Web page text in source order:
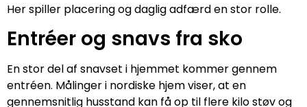
Her spiller placering og daglig adfærd en stor rolle.
Entréer og snavs fra sko
En stor del af snavset i hjemmet kommer gennem
entréen. Målinger i nordiske hjem viser, at en
gennemsnitlig husstand kan få op til flere kilo støv og